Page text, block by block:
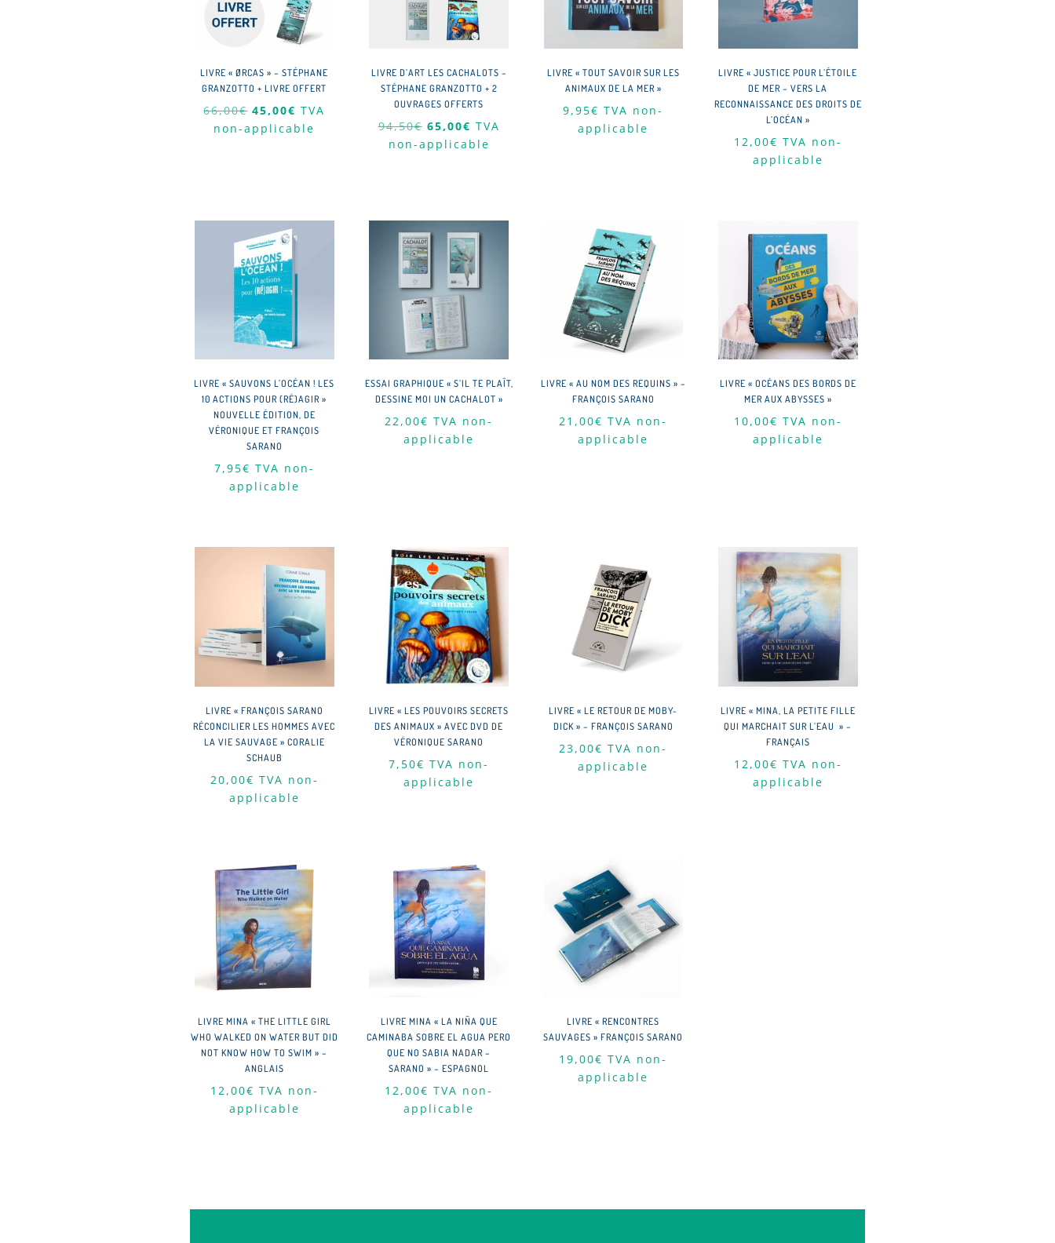
LIVRE « ØRCAS » – STÉPHANE
GRANZOTTO + LIVRE OFFERT
66,00€ Le
prix
45,00€ Le
prix
TVA
non-applicable
LIVRE D’ART LES CACHALOTS –
STÉPHANE GRANZOTTO + 2
OUVRAGES OFFERTS
94,50€ Le
prix
65,00€ Le
prix
TVA
non-applicable
LIVRE « TOUT SAVOIR SUR LES
ANIMAUX DE LA MER »
9,95€ TVA non-
applicable
LIVRE « JUSTICE POUR L’ÉTOILE
DE MER – VERS LA
RECONNAISSANCE DES DROITS DE
L’OCÉAN »
12,00€ TVA non-
applicable
LIVRE « SAUVONS L’OCÉAN ! LES
10 ACTIONS POUR (RÉ)AGIR »
NOUVELLE ÉDITION, DE
VÉRONIQUE ET FRANÇOIS
SARANO
7,95€ TVA non-
applicable
ESSAI GRAPHIQUE « S’IL TE PLAÎT,
DESSINE MOI UN CACHALOT »
22,00€ TVA non-
applicable
LIVRE « AU NOM DES REQUINS » –
FRANÇOIS SARANO
21,00€ TVA non-
applicable
LIVRE « OCÉANS DES BORDS DE
MER AUX ABYSSES »
10,00€ TVA non-
applicable
LIVRE « FRANÇOIS SARANO
RÉCONCILIER LES HOMMES AVEC
LA VIE SAUVAGE » CORALIE
SCHAUB
20,00€ TVA non-
applicable
LIVRE « LES POUVOIRS SECRETS
DES ANIMAUX » AVEC DVD DE
VÉRONIQUE SARANO
7,50€ TVA non-
applicable
LIVRE « LE RETOUR DE MOBY-
DICK » – FRANÇOIS SARANO
23,00€ TVA non-
applicable
LIVRE « MINA, LA PETITE FILLE
QUI MARCHAIT SUR L’EAU » –
FRANÇAIS
12,00€ TVA non-
applicable
LIVRE MINA « THE LITTLE GIRL
WHO WALKED ON WATER BUT DID
NOT KNOW HOW TO SWIM » –
ANGLAIS
12,00€ TVA non-
applicable
LIVRE MINA « LA NIÑA QUE
CAMINABA SOBRE EL AGUA PERO
QUE NO SABIA NADAR –
SARANO » – ESPAGNOL
12,00€ TVA non-
applicable
LIVRE « RENCONTRES
SAUVAGES » FRANÇOIS SARANO
19,00€ TVA non-
applicable